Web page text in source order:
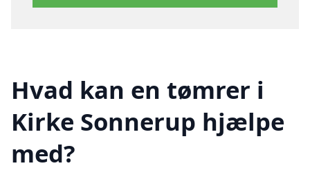
Hvad kan en tømrer i
Kirke Sonnerup hjælpe
med?